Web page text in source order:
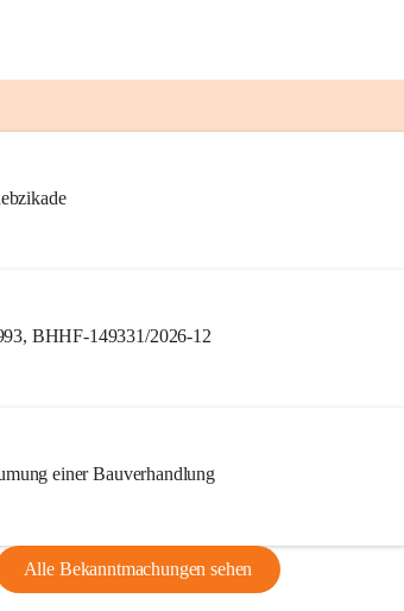
BHHF-149331/2026-12
einer Bauverhandlung
Alle Bekanntmachungen sehen